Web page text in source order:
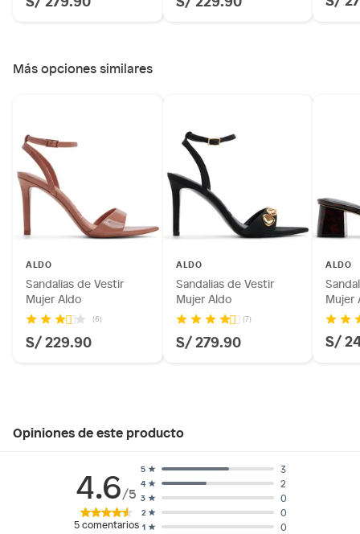
Más opciones similares
ALDO
Sandalias de Vestir
Mujer Aldo
(6)
S/ 229.90
ALDO
Sandalias de Vestir
Mujer Aldo
(7)
S/ 279.90
ALDO
Mujer
S/
Opiniones de este producto
4.6/5
5 comentarios 1 0
2 0
3 0
4 2
5 3